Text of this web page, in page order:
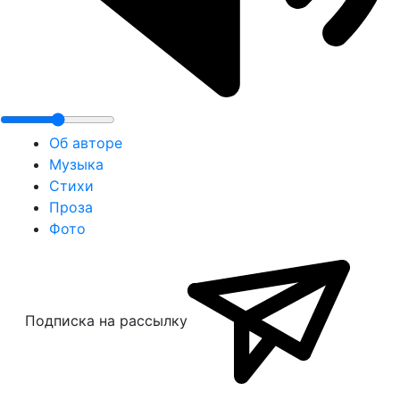
Об авторе
Музыка
Стихи
Проза
Фото
Подписка на рассылку